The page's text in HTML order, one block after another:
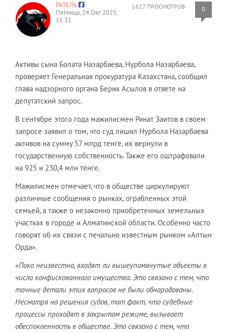
1627 ПРОСМОТРОВ 0
РАТЕЛЬ
Пятница, 24 Окт 2025,
15:31
Активы сына Болата Назарбаева, Нурбола Назарбаева,
проверяет Генеральная прокуратура Казахстана, сообщил
глава надзорного органа Берик Асылов в ответе на
депутатский запрос.
В сентябре этого года мажилисмен Ринат Заитов в своем
запросе заявил о том, что суд лишил Нурбола Назарбаева
активов на сумму 57 млрд тенге, их вернули в
государственную собственность. Также его оштрафовали
на 925 и 230,4 млн тенге.
Мажилисмен отмечает, что в обществе циркулируют
различные сообщения о рынках, ограбленных этой
семьей, а также о незаконно приобретенных земельных
участках в городе и Алматинской области. Особенно часто
говорят об их связи с печально известным рынком «Алтын
Орда».
«Пока неизвестно, входят ли вышеупомянутые объекты в
число конфискованного имущества. Это связано с тем, что
точные детали этих вопросов не были обнародованы.
Несмотря на решения судов, тот факт, что судебные
процессы проходят в закрытом режиме, вызывает
обеспокоенность в обществе. Это связано с тем, что